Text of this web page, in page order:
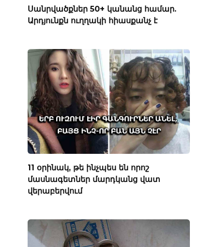
Սանրվածքներ 50+ կանանց համար.
Արդյունքն ուղղակի հիասքանչ է
11 օրինակ, թե ինչպես են որոշ
մասնագետներ մարդկանց վատ
վերաբերվում